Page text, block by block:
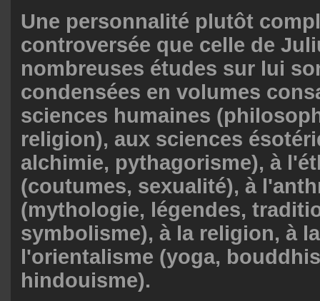
Une personnalité plutôt
controversée que celle de
nombreuses études sur lui
condensées en volumes
sciences humaines
religion), aux sciences
alchimie, pythagorisme), à
(coutumes, sexualité), à
(mythologie, légendes,
symbolisme), à la religion, à
l'orientalisme (yoga,
hindouisme).